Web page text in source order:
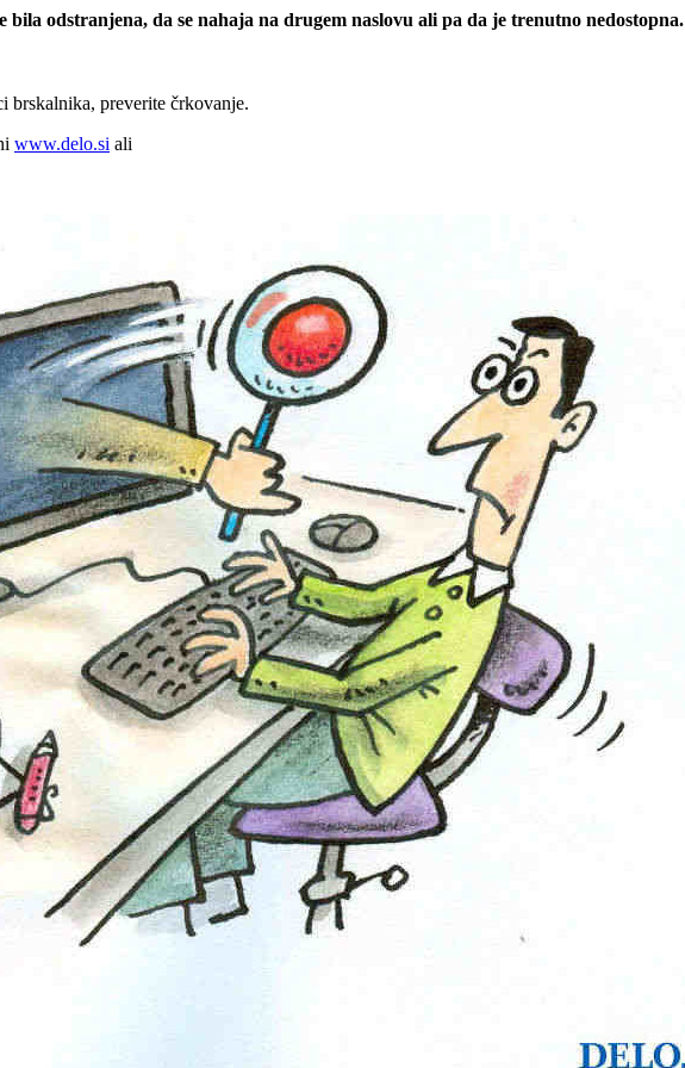
odstranjena, da se nahaja na drugem naslovu ali pa da je trenutno nedostopna.
brskalnika, preverite črkovanje.
www.delo.si ali